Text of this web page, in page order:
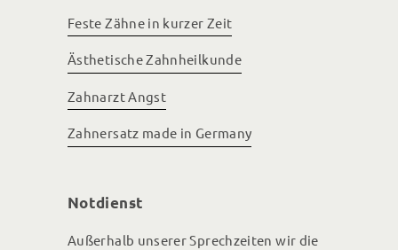
Feste Zähne in kurzer Zeit
Ästhetische Zahnheilkunde
Zahnarzt Angst
Zahnersatz made in Germany
Notdienst
Außerhalb unserer Sprechzeiten wir die